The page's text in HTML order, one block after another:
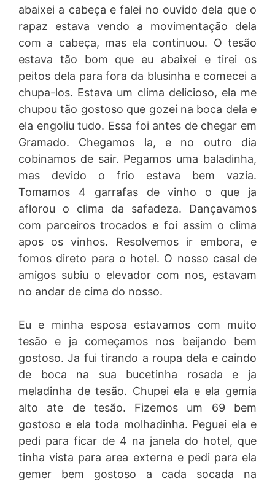
abaixei a cabeça e falei no ouvido dela que o
rapaz estava vendo a movimentação dela
com a cabeça, mas ela continuou. O tesão
estava tão bom que eu abaixei e tirei os
peitos dela para fora da blusinha e comecei a
chupa-los. Estava um clima delicioso, ela me
chupou tão gostoso que gozei na boca dela e
ela engoliu tudo. Essa foi antes de chegar em
Gramado. Chegamos la, e no outro dia
cobinamos de sair. Pegamos uma baladinha,
mas devido o frio estava bem vazia.
Tomamos 4 garrafas de vinho o que ja
aflorou o clima da safadeza. Dançavamos
com parceiros trocados e foi assim o clima
apos os vinhos. Resolvemos ir embora, e
fomos direto para o hotel. O nosso casal de
amigos subiu o elevador com nos, estavam
no andar de cima do nosso.
Eu e minha esposa estavamos com muito
tesão e ja começamos nos beijando bem
gostoso. Ja fui tirando a roupa dela e caindo
de boca na sua bucetinha rosada e ja
meladinha de tesão. Chupei ela e ela gemia
alto ate de tesão. Fizemos um 69 bem
gostoso e ela toda molhadinha. Peguei ela e
pedi para ficar de 4 na janela do hotel, que
tinha vista para area externa e pedi para ela
gemer bem gostoso a cada socada na